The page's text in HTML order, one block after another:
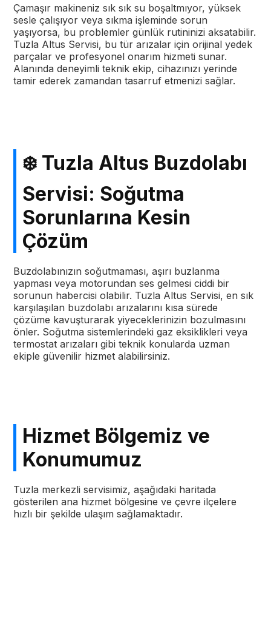
Çamaşır makineniz sık sık su boşaltmıyor, yüksek
sesle çalışıyor veya sıkma işleminde sorun
yaşıyorsa, bu problemler günlük rutininizi aksatabilir.
Tuzla Altus Servisi, bu tür arızalar için orijinal yedek
parçalar ve profesyonel onarım hizmeti sunar.
Alanında deneyimli teknik ekip, cihazınızı yerinde
tamir ederek zamandan tasarruf etmenizi sağlar.
❄️ Tuzla Altus Buzdolabı
Servisi: Soğutma
Sorunlarına Kesin
Çözüm
Buzdolabınızın soğutmaması, aşırı buzlanma
yapması veya motorundan ses gelmesi ciddi bir
sorunun habercisi olabilir. Tuzla Altus Servisi, en sık
karşılaşılan buzdolabı arızalarını kısa sürede
çözüme kavuşturarak yiyeceklerinizin bozulmasını
önler. Soğutma sistemlerindeki gaz eksiklikleri veya
termostat arızaları gibi teknik konularda uzman
ekiple güvenilir hizmet alabilirsiniz.
Hizmet Bölgemiz ve
Konumumuz
Tuzla merkezli servisimiz, aşağıdaki haritada
gösterilen ana hizmet bölgesine ve çevre ilçelere
hızlı bir şekilde ulaşım sağlamaktadır.